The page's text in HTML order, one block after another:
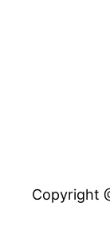
Copyright